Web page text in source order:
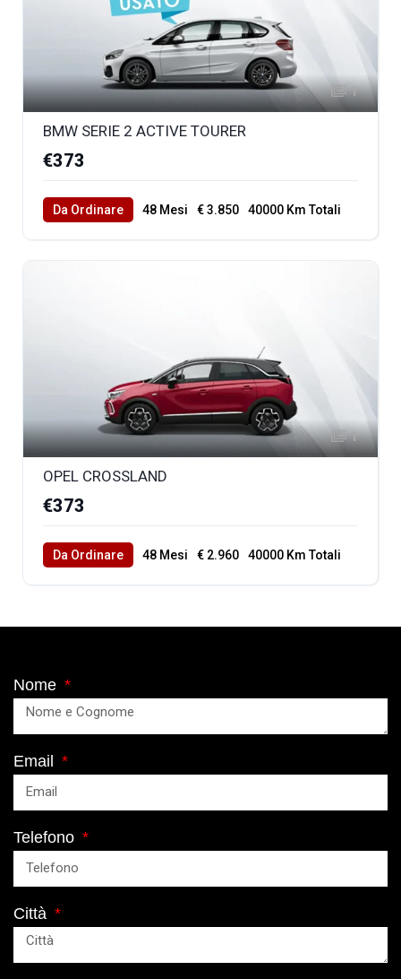
1
BMW SERIE 2 ACTIVE TOURER
€373
Da Ordinare 48 Mesi € 3.850 40000 Km Totali
1
OPEL CROSSLAND
€373
Da Ordinare 48 Mesi € 2.960 40000 Km Totali
Nome
Email
Telefono
Città